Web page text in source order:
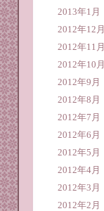
2013年1月
2012年12月
2012年11月
2012年10月
2012年9月
2012年8月
2012年7月
2012年6月
2012年5月
2012年4月
2012年3月
2012年2月